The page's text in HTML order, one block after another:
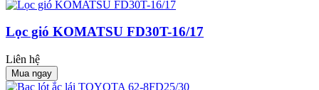
Lọc gió KOMATSU FD30T-16/17
Liên hệ
Mua ngay